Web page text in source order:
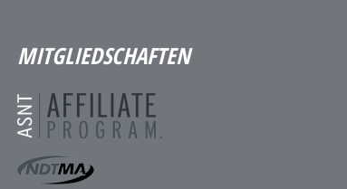
MITGLIEDSCHAFTEN